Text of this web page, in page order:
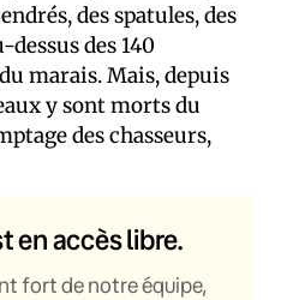
des spatules, des
dessus des 140
marais. Mais, depuis
y sont morts du
des chasseurs,
en accès libre.
fort de notre équipe,